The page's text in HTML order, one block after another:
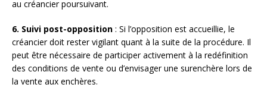
au créancier poursuivant.
6. Suivi post-opposition : Si l’opposition est accueillie, le
créancier doit rester vigilant quant à la suite de la procédure. Il
peut être nécessaire de participer activement à la redéfinition
des conditions de vente ou d’envisager une surenchère lors de
la vente aux enchères.